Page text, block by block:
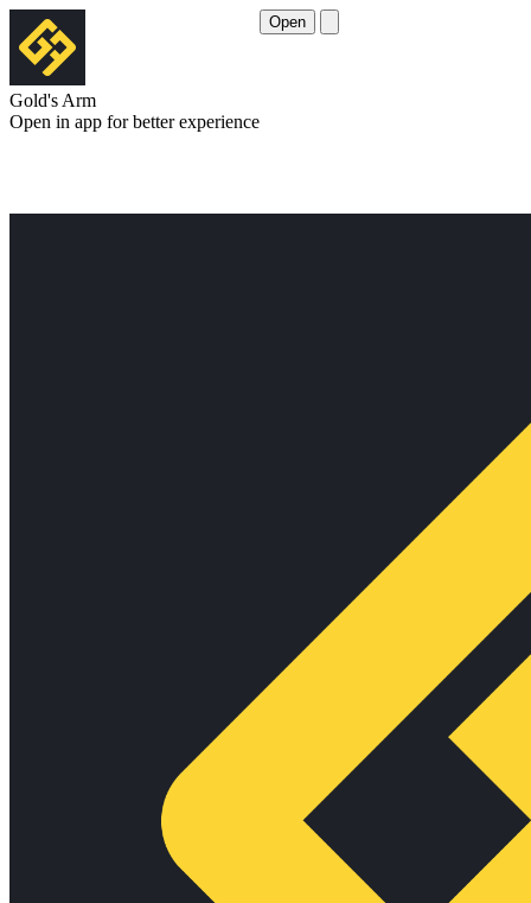
Gold's Arm
Open in app for better experience
Open